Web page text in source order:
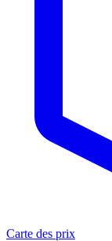
Carte des prix